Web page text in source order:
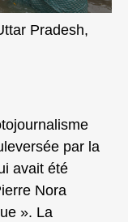
Pradesh,
par la
avait été
Nora
». La